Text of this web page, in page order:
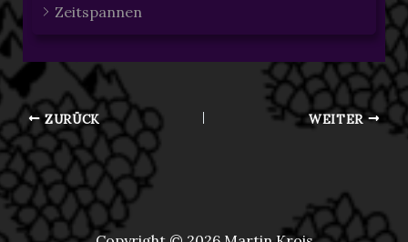
Zeitspannen
ZURÜCK WEITER